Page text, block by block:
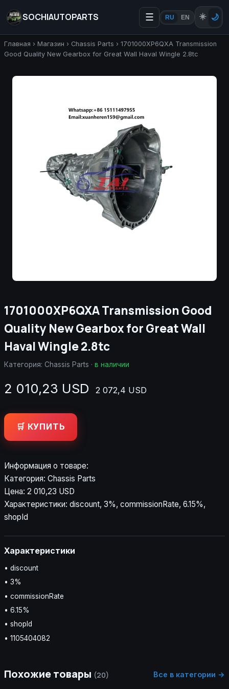
SOCHIAUTOPARTS ☰ RU EN ☀️ 🌙
Главная › Магазин › Chassis Parts › 1701000XP6QXA Transmission
Good Quality New Gearbox for Great Wall Haval Wingle 2.8tc
1701000XP6QXA Transmission Good
Quality New Gearbox for Great Wall
Haval Wingle 2.8tc
Категория: Chassis Parts · в наличии
2 010,23 USD 2 072,4 USD
🛒 КУПИТЬ
Информация о товаре:
Категория: Chassis Parts
Цена: 2 010,23 USD
Характеристики: discount, 3%, commissionRate, 6.15%,
shopId
Характеристики
• discount
• 3%
• commissionRate
• 6.15%
• shopId
• 1105404082
Похожие товары (20) Все в категории →